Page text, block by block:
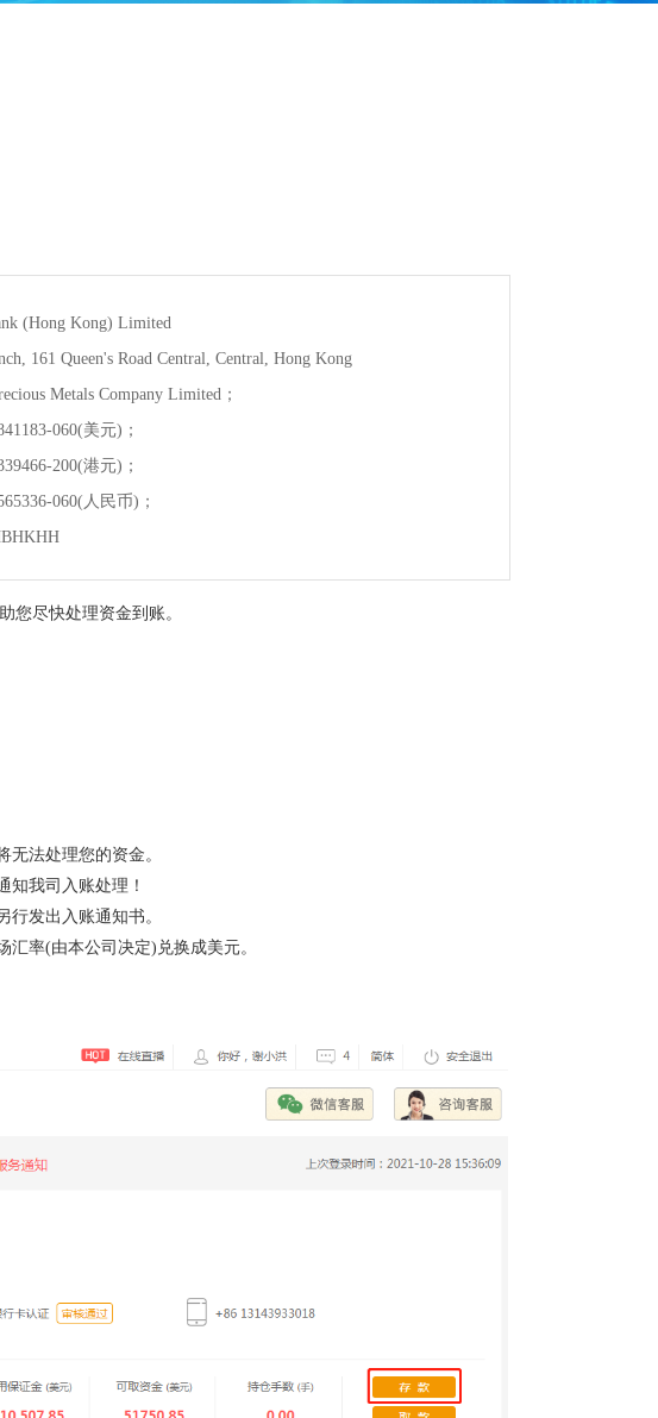
(Hong Kong) Limited
161 Queen's Road Central, Central, Hong Kong
Metals Company Limited；
060(美元)；
200(港元)；
060(人民币)；
您尽快处理资金到账。
法处理您的资金。
知我司入账处理！
发出入账通知书。
率(由本公司决定)兑换成美元。